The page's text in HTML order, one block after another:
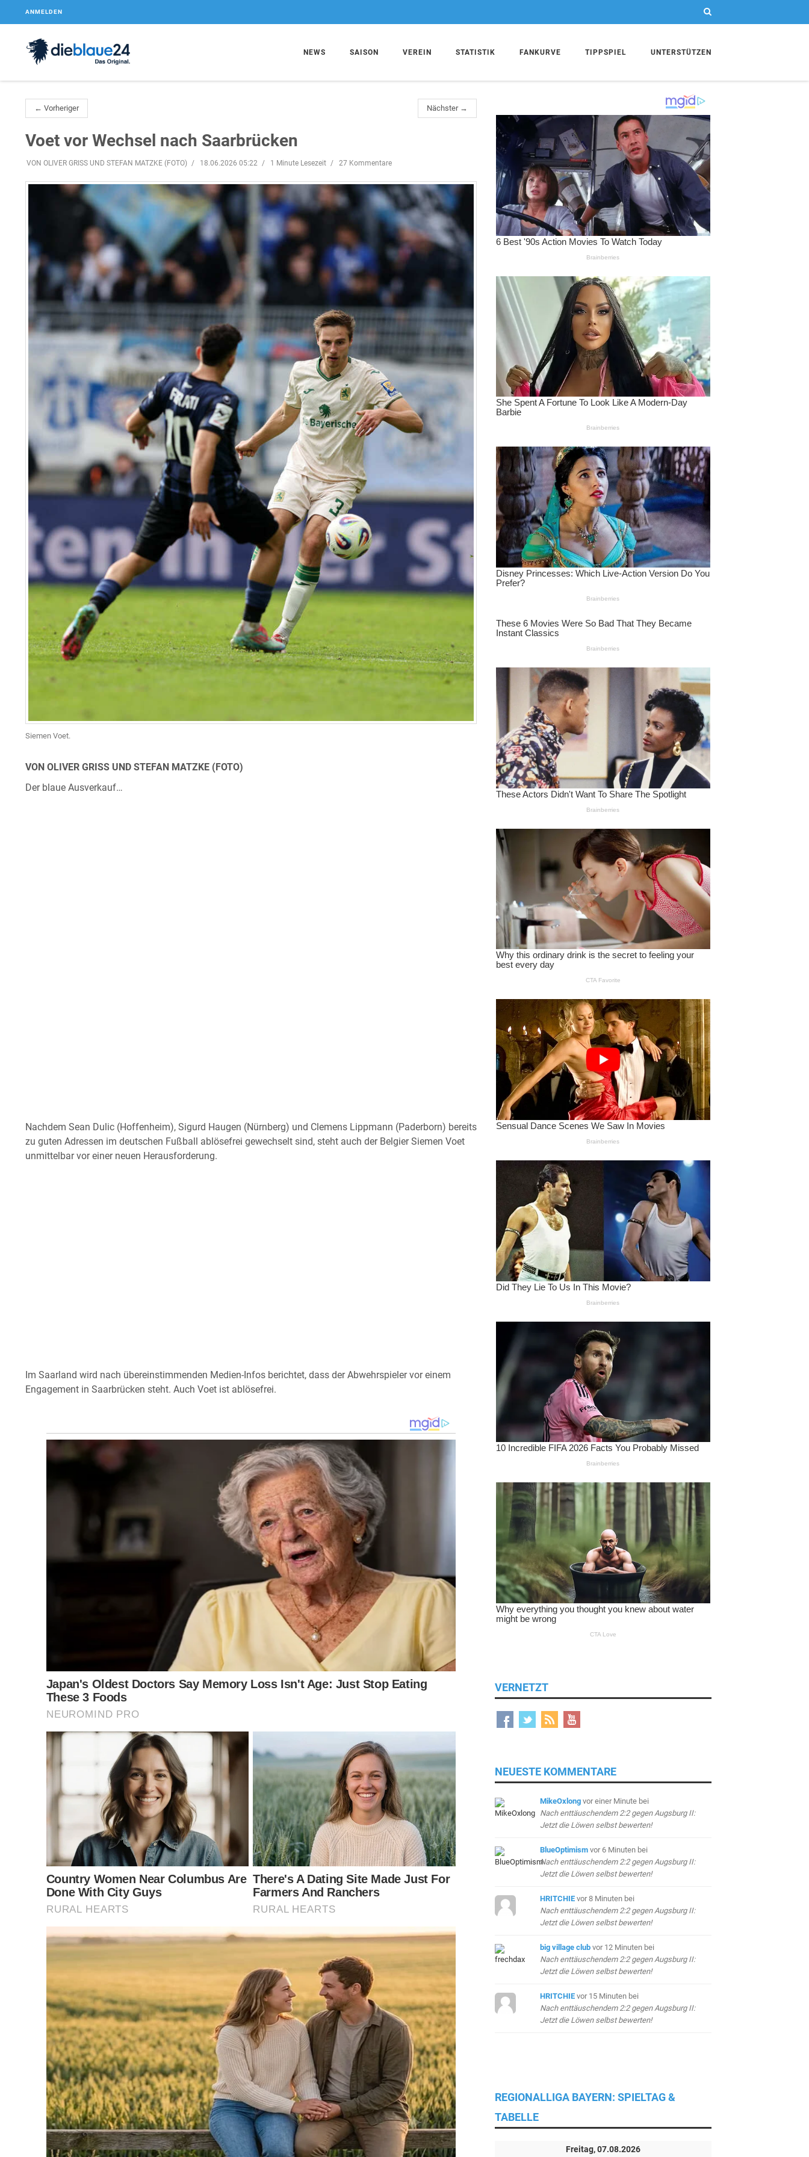
ANMELDEN
NEWS SAISON VEREIN STATISTIK FANKURVE TIPPSPIEL UNTERSTÜTZEN
← Vorheriger Nächster →
Voet vor Wechsel nach Saarbrücken
VON OLIVER GRISS UND STEFAN MATZKE (FOTO) 18.06.2026 05:22 1 Minute Lesezeit 27 Kommentare
Siemen Voet.
VON OLIVER GRISS UND STEFAN MATZKE (FOTO)
Der blaue Ausverkauf…
Nachdem Sean Dulic (Hoffenheim), Sigurd Haugen (Nürnberg) und Clemens Lippmann (Paderborn) bereits
zu guten Adressen im deutschen Fußball ablösefrei gewechselt sind, steht auch der Belgier Siemen Voet
unmittelbar vor einer neuen Herausforderung.
Im Saarland wird nach übereinstimmenden Medien-Infos berichtet, dass der Abwehrspieler vor einem
Engagement in Saarbrücken steht. Auch Voet ist ablösefrei.
VERNETZT
NEUESTE KOMMENTARE
MikeOxlong vor einer Minutebei
Nach enttäuschendem 2:2 gegen Augsburg II:
Jetzt die Löwen selbst bewerten!
BlueOptimism vor 6 Minuten bei
Nach enttäuschendem 2:2 gegen Augsburg II:
Jetzt die Löwen selbst bewerten!
HRITCHIE vor 8 Minuten bei
Nach enttäuschendem 2:2 gegen Augsburg II:
Jetzt die Löwen selbst bewerten!
big village club vor 12 Minuten bei
Nach enttäuschendem 2:2 gegen Augsburg II:
Jetzt die Löwen selbst bewerten!
HRITCHIE vor 15 Minuten bei
Nach enttäuschendem 2:2 gegen Augsburg II:
Jetzt die Löwen selbst bewerten!
REGIONALLIGA BAYERN: SPIELTAG &
TABELLE
Freitag, 07.08.2026